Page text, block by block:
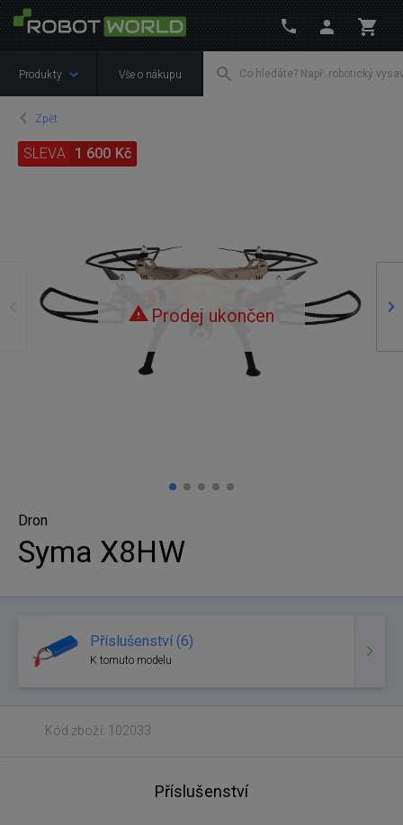
Produkty Vše o nákupu
Zpět
Prodej ukončen
SLEVA 1 600 Kč
Dron
Syma X8HW
Příslušenství (6)
K tomuto modelu
Kód zboží: 102033
Příslušenství